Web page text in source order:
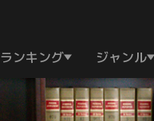
ランキング ジャンル